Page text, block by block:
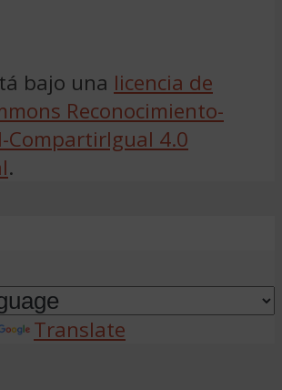
bajo una licencia de
Reconocimiento-
CompartirIgual 4.0
.
Translate